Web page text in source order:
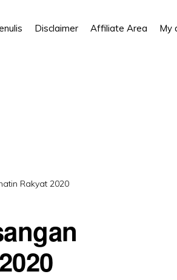
Disclaimer Affiliate Area My
Rakyat 2020